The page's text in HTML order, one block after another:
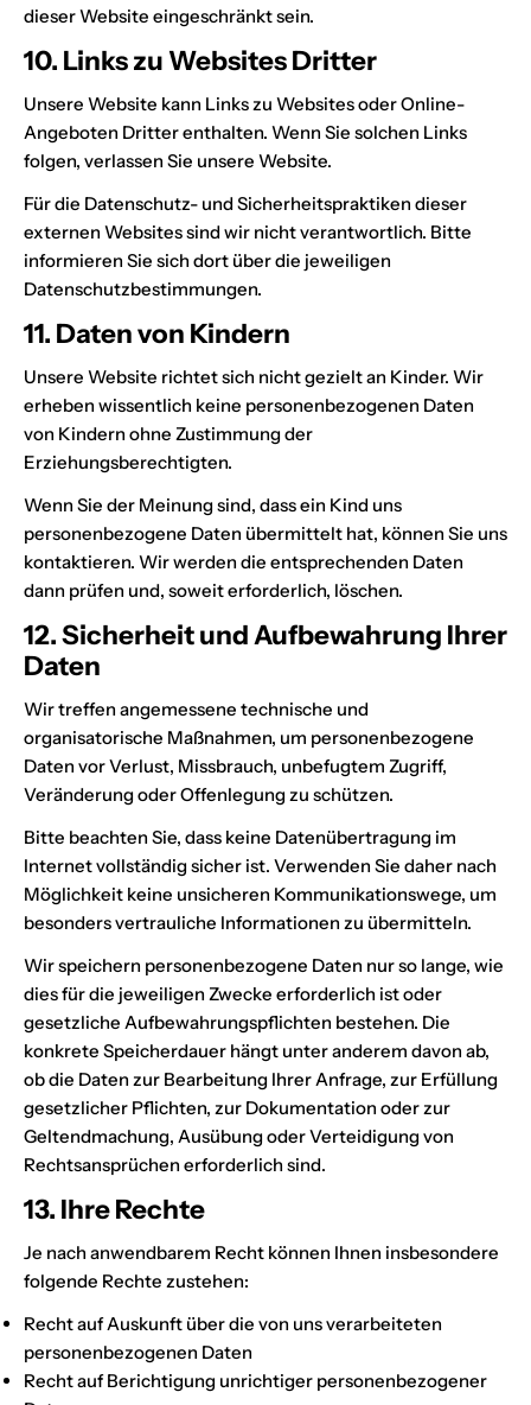
dieser Website eingeschränkt sein.
10. Links zu Websites Dritter
Unsere Website kann Links zu Websites oder Online-
Angeboten Dritter enthalten. Wenn Sie solchen Links
folgen, verlassen Sie unsere Website.
Für die Datenschutz- und Sicherheitspraktiken dieser
externen Websites sind wir nicht verantwortlich. Bitte
informieren Sie sich dort über die jeweiligen
Datenschutzbestimmungen.
11. Daten von Kindern
Unsere Website richtet sich nicht gezielt an Kinder. Wir
erheben wissentlich keine personenbezogenen Daten
von Kindern ohne Zustimmung der
Erziehungsberechtigten.
Wenn Sie der Meinung sind, dass ein Kind uns
personenbezogene Daten übermittelt hat, können Sie uns
kontaktieren. Wir werden die entsprechenden Daten
dann prüfen und, soweit erforderlich, löschen.
12. Sicherheit und Aufbewahrung Ihrer
Daten
Wir treffen angemessene technische und
organisatorische Maßnahmen, um personenbezogene
Daten vor Verlust, Missbrauch, unbefugtem Zugriff,
Veränderung oder Offenlegung zu schützen.
Bitte beachten Sie, dass keine Datenübertragung im
Internet vollständig sicher ist. Verwenden Sie daher nach
Möglichkeit keine unsicheren Kommunikationswege, um
besonders vertrauliche Informationen zu übermitteln.
Wir speichern personenbezogene Daten nur so lange, wie
dies für die jeweiligen Zwecke erforderlich ist oder
gesetzliche Aufbewahrungspflichten bestehen. Die
konkrete Speicherdauer hängt unter anderem davon ab,
ob die Daten zur Bearbeitung Ihrer Anfrage, zur Erfüllung
gesetzlicher Pflichten, zur Dokumentation oder zur
Geltendmachung, Ausübung oder Verteidigung von
Rechtsansprüchen erforderlich sind.
13. Ihre Rechte
Je nach anwendbarem Recht können Ihnen insbesondere
folgende Rechte zustehen:
Recht auf Auskunft über die von uns verarbeiteten
personenbezogenen Daten
Recht auf Berichtigung unrichtiger personenbezogener